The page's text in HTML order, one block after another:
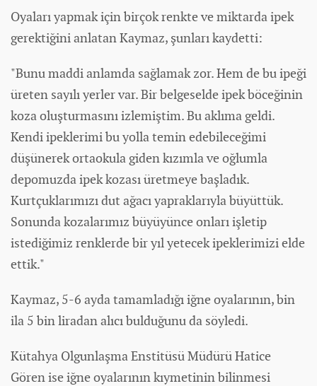
Oyaları yapmak için birçok renkte ve miktarda ipek
gerektiğini anlatan Kaymaz, şunları kaydetti:
"Bunu maddi anlamda sağlamak zor. Hem de bu ipeği
üreten sayılı yerler var. Bir belgeselde ipek böceğinin
koza oluşturmasını izlemiştim. Bu aklıma geldi.
Kendi ipeklerimi bu yolla temin edebileceğimi
düşünerek ortaokula giden kızımla ve oğlumla
depomuzda ipek kozası üretmeye başladık.
Kurtçuklarımızı dut ağacı yapraklarıyla büyüttük.
Sonunda kozalarımız büyüyünce onları işletip
istediğimiz renklerde bir yıl yetecek ipeklerimizi elde
ettik."
Kaymaz, 5-6 ayda tamamladığı iğne oyalarının, bin
ila 5 bin liradan alıcı bulduğunu da söyledi.
Kütahya Olgunlaşma Enstitüsü Müdürü Hatice
Gören ise iğne oyalarının kıymetinin bilinmesi